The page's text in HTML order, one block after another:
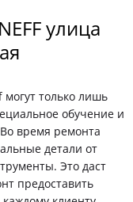
улица
только лишь
обучение и
время ремонта
детали от
Это даст
предоставить